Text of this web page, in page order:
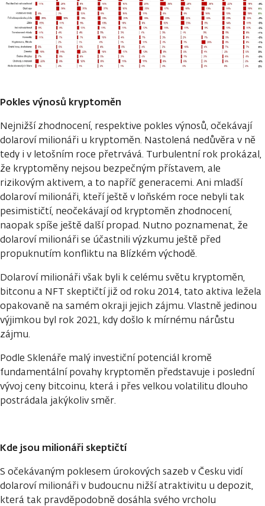
Pokles výnosů kryptoměn
Nejnižší zhodnocení, respektive pokles výnosů, očekávají
dolaroví milionáři u kryptoměn. Nastolená nedůvěra v ně
tedy i v letošním roce přetrvává. Turbulentní rok prokázal,
že kryptoměny nejsou bezpečným přístavem, ale
rizikovým aktivem, a to napříč generacemi. Ani mladší
dolaroví milionáři, kteří ještě v loňském roce nebyli tak
pesimističtí, neočekávají od kryptoměn zhodnocení,
naopak spíše ještě další propad. Nutno poznamenat, že
dolaroví milionáři se účastnili výzkumu ještě před
propuknutím konfliktu na Blízkém východě.
Dolaroví milionáři však byli k celému světu kryptoměn,
bitconu a NFT skeptičtí již od roku 2014, tato aktiva ležela
opakovaně na samém okraji jejich zájmu. Vlastně jedinou
výjimkou byl rok 2021, kdy došlo k mírnému nárůstu
zájmu.
Podle Sklenáře malý investiční potenciál kromě
fundamentální povahy kryptoměn představuje i poslední
vývoj ceny bitcoinu, která i přes velkou volatilitu dlouho
postrádala jakýkoliv směr.
Kde jsou milionáři skeptičtí
S očekávaným poklesem úrokových sazeb v Česku vidí
dolaroví milionáři v budoucnu nižší atraktivitu u depozit,
která tak pravděpodobně dosáhla svého vrcholu